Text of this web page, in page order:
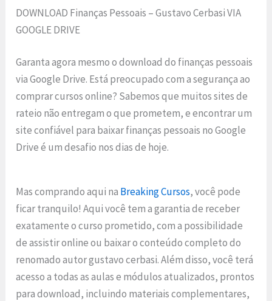
DOWNLOAD Finanças Pessoais – Gustavo Cerbasi VIA
GOOGLE DRIVE
Garanta agora mesmo o download do finanças pessoais
via Google Drive. Está preocupado com a segurança ao
comprar cursos online? Sabemos que muitos sites de
rateio não entregam o que prometem, e encontrar um
site confiável para baixar finanças pessoais no Google
Drive é um desafio nos dias de hoje.
Mas comprando aqui na Breaking Cursos, você pode
ficar tranquilo! Aqui você tem a garantia de receber
exatamente o curso prometido, com a possibilidade
de assistir online ou baixar o conteúdo completo do
renomado autor gustavo cerbasi. Além disso, você terá
acesso a todas as aulas e módulos atualizados, prontos
para download, incluindo materiais complementares,